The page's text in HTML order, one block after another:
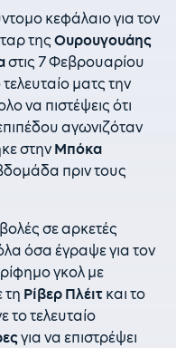
κεφάλαιο για τον
της Ουρουγουάης
στις 7 Φεβρουαρίου
ματς την
να πιστέψεις ότι
αγωνιζόταν
στηνΜπόκα
πριν τους
σε αρκετές
όσα έγραψε για τον
γκολ με
τη Ρίβερ Πλέιτ και το
το τελευταίο
για να επιστρέψει